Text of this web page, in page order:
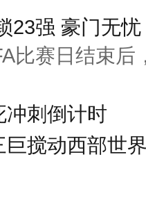
23强 豪门无忧
比赛日结束
冲刺倒计时
巨搅动西部世